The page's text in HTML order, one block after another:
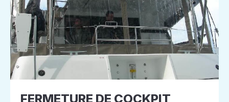
FERMETURE DE COCKPIT